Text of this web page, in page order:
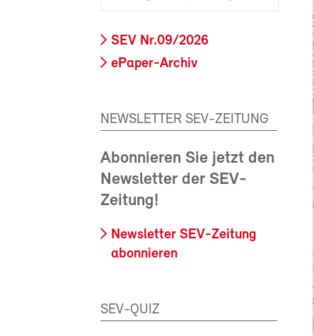
SEV Nr.09/2026
ePaper-Archiv
NEWSLETTER SEV-ZEITUNG
Abonnieren Sie jetzt den
Newsletter der SEV-
Zeitung!
Newsletter SEV-Zeitung
abonnieren
SEV-QUIZ